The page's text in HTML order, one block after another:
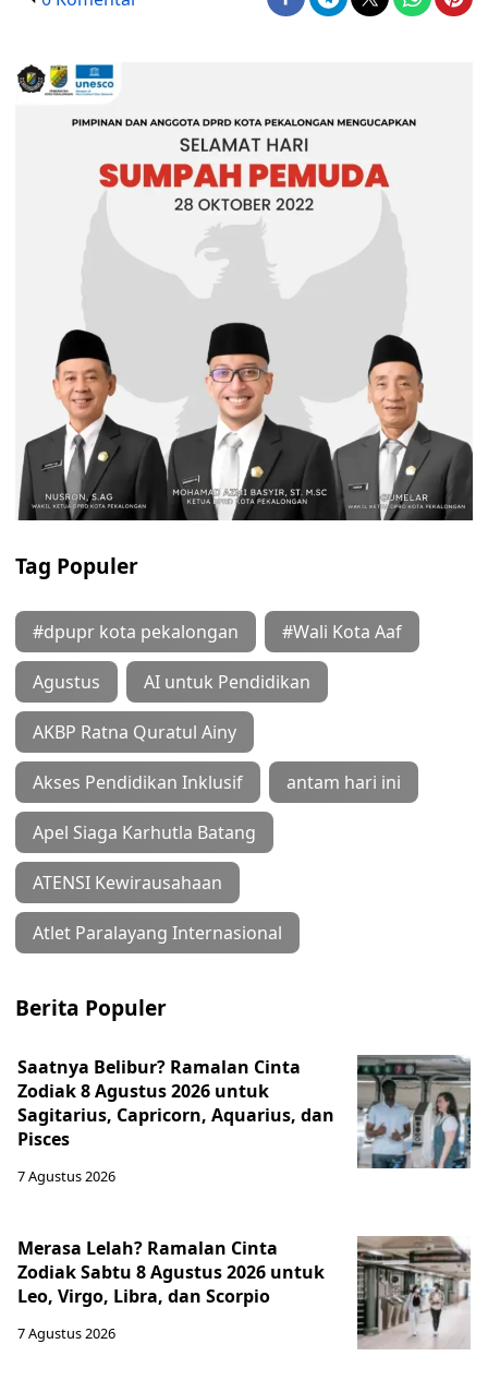
Tag Populer
#dpupr kota pekalongan #Wali Kota Aaf
Agustus AI untuk Pendidikan
AKBP Ratna Quratul Ainy
Akses Pendidikan Inklusif antam hari ini
Apel Siaga Karhutla Batang
ATENSI Kewirausahaan
Atlet Paralayang Internasional
Berita Populer
Saatnya Belibur? Ramalan Cinta
Zodiak 8 Agustus 2026 untuk
Sagitarius, Capricorn, Aquarius, dan
Pisces
7 Agustus 2026
Merasa Lelah? Ramalan Cinta
Zodiak Sabtu 8 Agustus 2026 untuk
Leo, Virgo, Libra, dan Scorpio
7 Agustus 2026